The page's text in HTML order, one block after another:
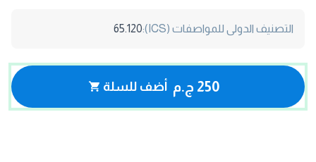
التصنيف الدولى للمواصفات (ICS): 65.120
250 ج.م أضف للسلة